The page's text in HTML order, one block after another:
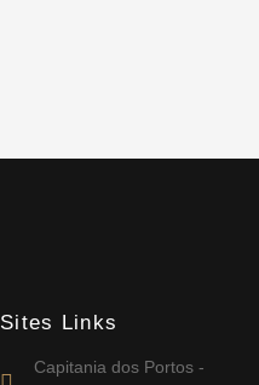
Sites Links
Capitania dos Portos -